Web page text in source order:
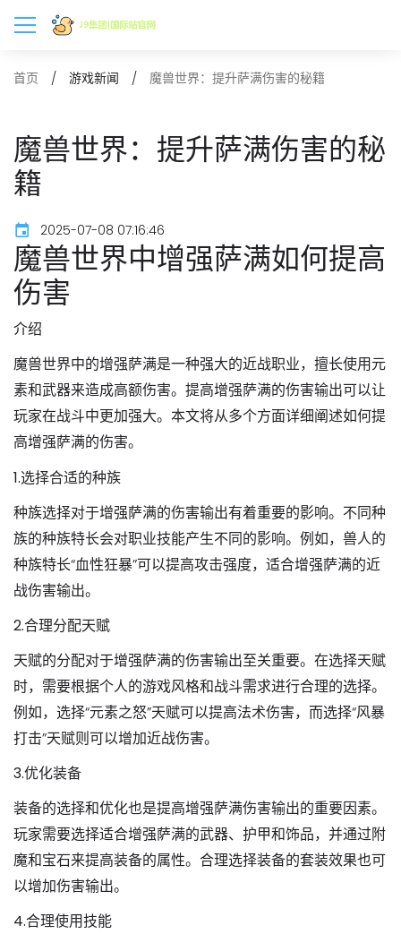
首页 游戏新闻 魔兽世界：提升萨满伤害的秘籍
魔兽世界：提升萨满伤害的秘
籍
2025-07-08 07:16:46
魔兽世界中增强萨满如何提高
伤害
介绍
魔兽世界中的增强萨满是一种强大的近战职业，擅长使用元
素和武器来造成高额伤害。提高增强萨满的伤害输出可以让
玩家在战斗中更加强大。本文将从多个方面详细阐述如何提
高增强萨满的伤害。
1.选择合适的种族
种族选择对于增强萨满的伤害输出有着重要的影响。不同种
族的种族特长会对职业技能产生不同的影响。例如，兽人的
种族特长“血性狂暴”可以提高攻击强度，适合增强萨满的近
战伤害输出。
2.合理分配天赋
天赋的分配对于增强萨满的伤害输出至关重要。在选择天赋
时，需要根据个人的游戏风格和战斗需求进行合理的选择。
例如，选择“元素之怒”天赋可以提高法术伤害，而选择“风暴
打击”天赋则可以增加近战伤害。
3.优化装备
装备的选择和优化也是提高增强萨满伤害输出的重要因素。
玩家需要选择适合增强萨满的武器、护甲和饰品，并通过附
魔和宝石来提高装备的属性。合理选择装备的套装效果也可
以增加伤害输出。
4.合理使用技能